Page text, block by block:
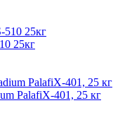
25кг
PalafiХ-401, 25 кг